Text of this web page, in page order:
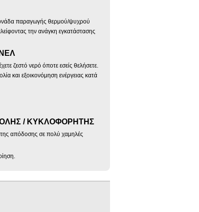
παραγωγής θερμού/ψυχρού
την ανάγκη εγκατάστασης
ζεστό νερό όποτε εσείς θελήσετε.
και εξοικονόμηση ενέργειας κατά
/ ΚΥΚΛΟΦΟΡΗΤΗΣ
απόδοσης σε πολύ χαμηλές